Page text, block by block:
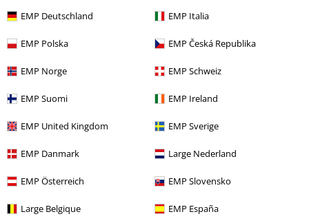
EMP Deutschland EMP Italia
EMP Polska EMP Česká Republika
EMP Norge EMP Schweiz
EMP Suomi EMP Ireland
EMP United Kingdom EMP Sverige
EMP Danmark Large Nederland
EMP Österreich EMP Slovensko
Large Belgique EMP España
Mannen Kleding Truien & Vesten Truien
Stijlen Rockwear Hoodies Capuchontruien
Stijlen Horror
Stijlen Schedels
Stijlen Zwarte kleding Zwarte truien & vesten